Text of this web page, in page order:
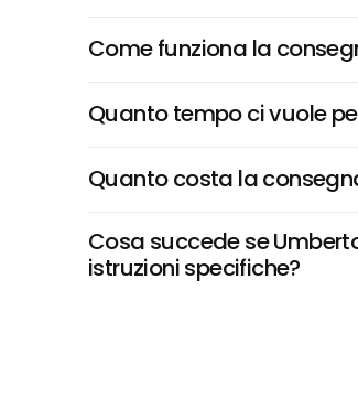
Come funziona la
Quanto tempo ci vuole
Quanto costa la
Cosa succede se
istruzioni specifiche?